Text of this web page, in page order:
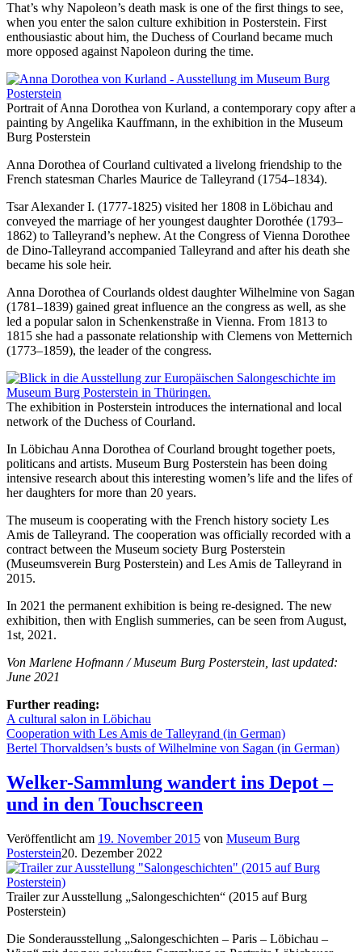
That’s why Napoleon’s death mask is one of the first things to see,
when you enter the salon culture exhibition in Posterstein. First
enthousiastic about him, the Duchess of Courland became much
more opposed against Napoleon during the time.
Portrait of Anna Dorothea von Kurland, a contemporary copy after a
painting by Angelika Kauffmann, in the exhibition in the Museum
Burg Posterstein
Anna Dorothea of Courland cultivated a livelong friendship to the
French statesman Charles Maurice de Talleyrand (1754–1834).
Tsar Alexander I. (1777-1825) visited her 1808 in Löbichau and
conveyed the marriage of her youngest daughter Dorothée (1793–
1862) to Talleyrand’s nephew. At the Congress of Vienna Dorothee
de Dino-Talleyrand accompanied Talleyrand and after his death she
became his sole heir.
Anna Dorothea of Courlands oldest daughter Wilhelmine von Sagan
(1781–1839) gained great influence an the congress as well, as she
led a popular salon in Schenkenstraße in Vienna. From 1813 to
1815 she had a passonate relationship with Clemens von Metternich
(1773–1859), the leader of the congress.
The exhibition in Posterstein introduces the international and local
network of the Duchess of Courland.
In Löbichau Anna Dorothea of Courland brought together poets,
politicans and artists. Museum Burg Posterstein has been doing
intensive research about this interesting women’s life and the lifes of
her daughters for more than 20 years.
The museum is cooperating with the French history society Les
Amis de Talleyrand. The cooperation was officially recorded with a
contract between the Museum society Burg Posterstein
(Museumsverein Burg Posterstein) and Les Amis de Talleyrand in
2015.
In 2021 the permanent exhibition is being re-designed. The new
exhibition, then with English summeries, can be seen from August,
1st, 2021.
Von Marlene Hofmann / Museum Burg Posterstein, last updated:
June 2021
Further reading:
A cultural salon in Löbichau
Cooperation with Les Amis de Talleyrand (in German)
Bertel Thorvaldsen’s busts of Wilhelmine von Sagan (in German)
Welker-Sammlung wandert ins Depot –
und in den Touchscreen
Veröffentlicht am 19. November 2015 von Museum Burg
Posterstein20. Dezember 2022
Trailer zur Ausstellung „Salongeschichten“ (2015 auf Burg
Posterstein)
Die Sonderausstellung „Salongeschichten – Paris – Löbichau –